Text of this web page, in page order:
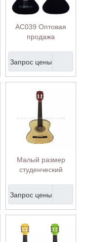
AC039 Оптовая
продажа
начальный уровень
39 дюймов,
гитара
Запрос цены
Малый размер
студенческий
Классическая
гитара (AC38)
Запрос цены